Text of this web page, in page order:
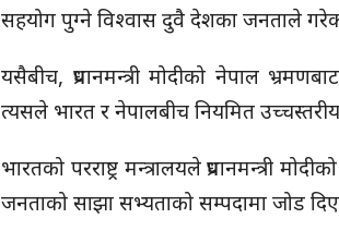
सहयोग पुग्ने विश्वास दुवै देशका जनताले
यसैबीच, प्रधानमन्त्री मोदीको नेपाल
त्यसले भारत र नेपालबीच नियमित
भारतको परराष्ट्र मन्त्रालयले प्रधानमन्त्री
जनताको साझा सभ्यताको सम्पदामा जोड